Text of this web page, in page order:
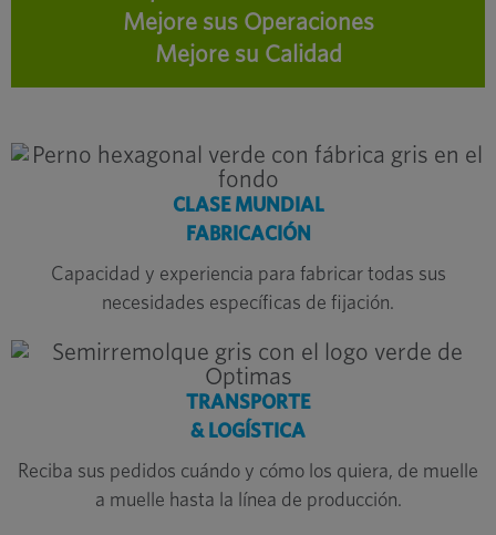
Mejore sus Operaciones
Mejore su Calidad
CLASE MUNDIAL
FABRICACIÓN
Capacidad y experiencia para fabricar todas sus
necesidades específicas de fijación.
TRANSPORTE
& LOGÍSTICA
Reciba sus pedidos cuándo y cómo los quiera, de muelle
a muelle hasta la línea de producción.